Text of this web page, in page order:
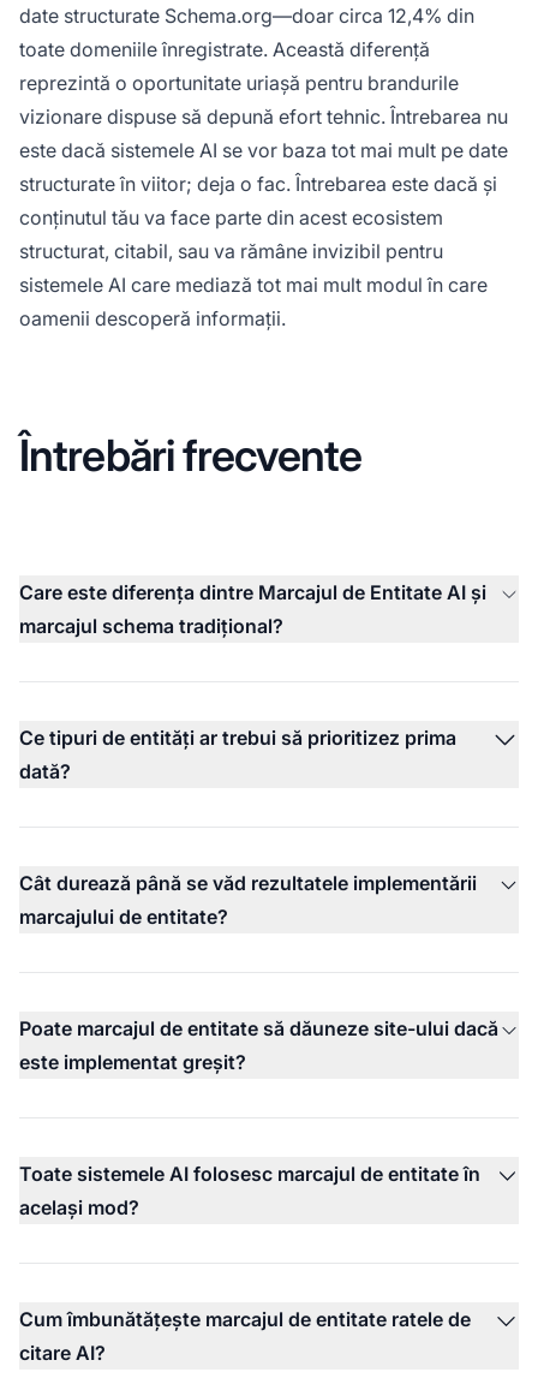
date structurate Schema.org—doar circa 12,4% din
toate domeniile înregistrate. Această diferență
reprezintă o oportunitate uriașă pentru brandurile
vizionare dispuse să depună efort tehnic. Întrebarea nu
este dacă sistemele AI se vor baza tot mai mult pe date
structurate în viitor; deja o fac. Întrebarea este dacă și
conținutul tău va face parte din acest ecosistem
structurat, citabil, sau va rămâne invizibil pentru
sistemele AI care mediază tot mai mult modul în care
oamenii descoperă informații.
Întrebări frecvente
Care este diferența dintre Marcajul de Entitate AI și
marcajul schema tradițional?
Ce tipuri de entități ar trebui să prioritizez prima
dată?
Cât durează până se văd rezultatele implementării
marcajului de entitate?
Poate marcajul de entitate să dăuneze site-ului dacă
este implementat greșit?
Toate sistemele AI folosesc marcajul de entitate în
același mod?
Cum îmbunătățește marcajul de entitate ratele de
citare AI?